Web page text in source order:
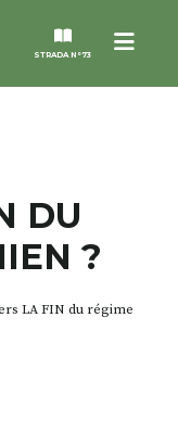
Menu
STRADA N°73
DU
?
LA FIN du régime